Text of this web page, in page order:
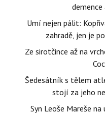
Umí nejen pálit:
zahradě, jen je
Ze sirotčince až na
Šedesátník s tělem
stojí za jeho
Syn Leoše Mareše